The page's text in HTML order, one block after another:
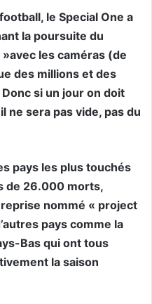
le Special One a
la poursuite du
les caméras (de
des millions et des
si un jour on doit
ne sera pas vide, pas du
pays les plus touchés
de 26.000 morts,
nommé « project
pays comme la
Bas qui ont tous
la saison